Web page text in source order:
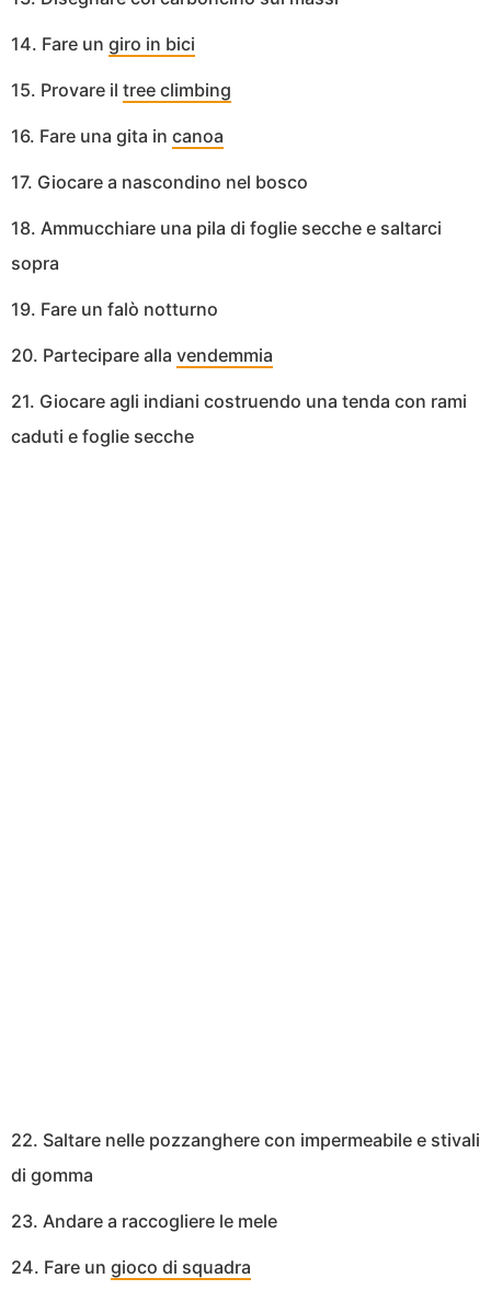
14. Fare un giro in bici
15. Provare il tree climbing
16. Fare una gita in canoa
17. Giocare a nascondino nel bosco
18. Ammucchiare una pila di foglie secche e saltarci
sopra
19. Fare un falò notturno
20. Partecipare alla vendemmia
21. Giocare agli indiani costruendo una tenda con rami
caduti e foglie secche
22. Saltare nelle pozzanghere con impermeabile e stivali
di gomma
23. Andare a raccogliere le mele
24. Fare un gioco di squadra